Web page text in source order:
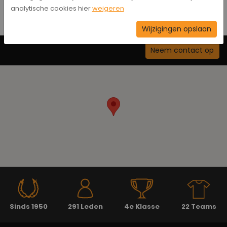
Neem contact op
Sinds 1950 291 Leden 4e Klasse 22 Teams
analytische cookies hierweigeren
Wijzigingen opslaan